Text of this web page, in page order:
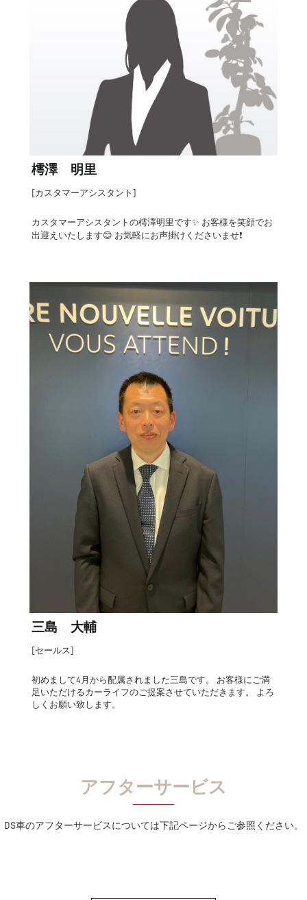
樗澤 明里
[カスタマーアシスタント]
カスタマーアシスタントの樗澤明里です✨ お客様を笑顔でお
出迎えいたします😊 お気軽にお声掛けくださいませ❗
三島 大輔
[セールス]
初めまして4月から配属されました三島です。 お客様にご満
足いただけるカーライフのご提案させていただきます。 よろ
しくお願い致します。
アフターサービス
DS車のアフターサービスについては下記ページからご参照ください。